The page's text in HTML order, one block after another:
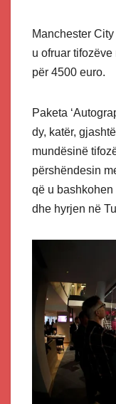
Manchester
u ofruar
për 4500 euro.
Paketa
dy, katër,
mundësinë
përshëndesin
që u bashkohen
dhe hyrjen në